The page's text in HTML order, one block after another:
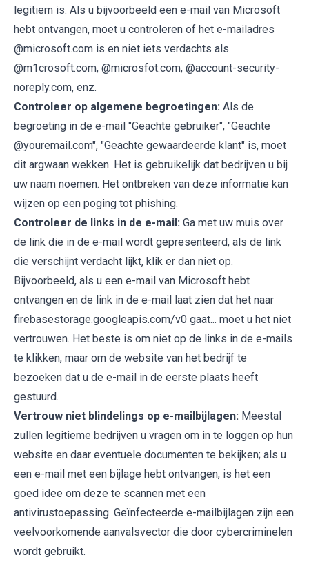
legitiem is. Als u bijvoorbeeld een e-mail van Microsoft
hebt ontvangen, moet u controleren of het e-mailadres
@microsoft.com is en niet iets verdachts als
@m1crosoft.com, @microsfot.com, @account-security-
noreply.com, enz.
Controleer op algemene begroetingen: Als de
begroeting in de e-mail "Geachte gebruiker", "Geachte
@youremail.com", "Geachte gewaardeerde klant" is, moet
dit argwaan wekken. Het is gebruikelijk dat bedrijven u bij
uw naam noemen. Het ontbreken van deze informatie kan
wijzen op een poging tot phishing.
Controleer de links in de e-mail: Ga met uw muis over
de link die in de e-mail wordt gepresenteerd, als de link
die verschijnt verdacht lijkt, klik er dan niet op.
Bijvoorbeeld, als u een e-mail van Microsoft hebt
ontvangen en de link in de e-mail laat zien dat het naar
firebasestorage.googleapis.com/v0 gaat... moet u het niet
vertrouwen. Het beste is om niet op de links in de e-mails
te klikken, maar om de website van het bedrijf te
bezoeken dat u de e-mail in de eerste plaats heeft
gestuurd.
Vertrouw niet blindelings op e-mailbijlagen: Meestal
zullen legitieme bedrijven u vragen om in te loggen op hun
website en daar eventuele documenten te bekijken; als u
een e-mail met een bijlage hebt ontvangen, is het een
goed idee om deze te scannen met een
antivirustoepassing. Geïnfecteerde e-mailbijlagen zijn een
veelvoorkomende aanvalsvector die door cybercriminelen
wordt gebruikt.